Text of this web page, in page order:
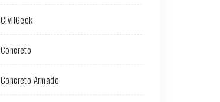
CivilGeek
Concreto
Concreto Armado